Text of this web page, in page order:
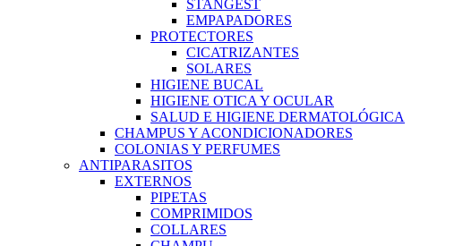
STANGEST
EMPAPADORES
PROTECTORES
CICATRIZANTES
SOLARES
HIGIENE BUCAL
HIGIENE OTICA Y OCULAR
SALUD E HIGIENE DERMATOLÓGICA
CHAMPUS Y ACONDICIONADORES
COLONIAS Y PERFUMES
ANTIPARASITOS
EXTERNOS
PIPETAS
COMPRIMIDOS
COLLARES